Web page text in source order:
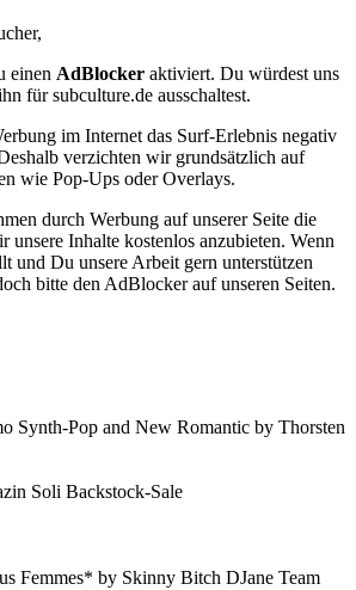
einen AdBlocker aktiviert. Du würdest uns
für subculture.de ausschaltest.
im Internet das Surf-Erlebnis negativ
verzichten wir grundsätzlich auf
wie Pop-Ups oder Overlays.
durch Werbung auf unserer Seite die
Inhalte kostenlos anzubieten. Wenn
und Du unsere Arbeit gern unterstützen
bitte den AdBlocker auf unseren Seiten.
Synth-Pop and New Romantic by Thorsten
Soli Backstock-Sale
Femmes* by Skinny Bitch DJane Team